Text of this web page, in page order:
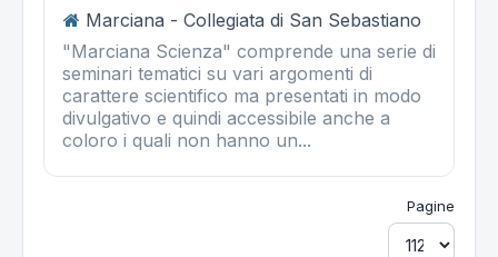
Marciana - Collegiata di San Sebastiano
"Marciana Scienza" comprende una serie di
seminari tematici su vari argomenti di
carattere scientifico ma presentati in modo
divulgativo e quindi accessibile anche a
coloro i quali non hanno un...
Pagine